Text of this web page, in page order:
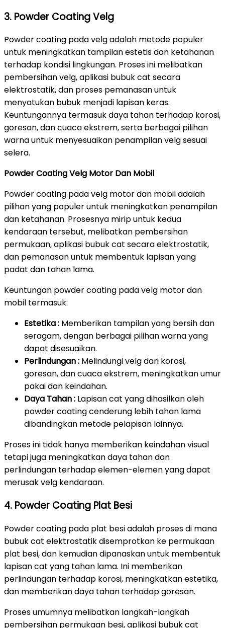
3. Powder Coating Velg
Powder coating pada velg adalah metode populer
untuk meningkatkan tampilan estetis dan ketahanan
terhadap kondisi lingkungan. Proses ini melibatkan
pembersihan velg, aplikasi bubuk cat secara
elektrostatik, dan proses pemanasan untuk
menyatukan bubuk menjadi lapisan keras.
Keuntungannya termasuk daya tahan terhadap korosi,
goresan, dan cuaca ekstrem, serta berbagai pilihan
warna untuk menyesuaikan penampilan velg sesuai
selera.
Powder Coating Velg Motor Dan Mobil
Powder coating pada velg motor dan mobil adalah
pilihan yang populer untuk meningkatkan penampilan
dan ketahanan. Prosesnya mirip untuk kedua
kendaraan tersebut, melibatkan pembersihan
permukaan, aplikasi bubuk cat secara elektrostatik,
dan pemanasan untuk membentuk lapisan yang
padat dan tahan lama.
Keuntungan powder coating pada velg motor dan
mobil termasuk:
Estetika : Memberikan tampilan yang bersih dan
seragam, dengan berbagai pilihan warna yang
dapat disesuaikan.
Perlindungan : Melindungi velg dari korosi,
goresan, dan cuaca ekstrem, meningkatkan umur
pakai dan keindahan.
Daya Tahan : Lapisan cat yang dihasilkan oleh
powder coating cenderung lebih tahan lama
dibandingkan metode pelapisan lainnya.
Proses ini tidak hanya memberikan keindahan visual
tetapi juga meningkatkan daya tahan dan
perlindungan terhadap elemen-elemen yang dapat
merusak velg kendaraan.
4. Powder Coating Plat Besi
Powder coating pada plat besi adalah proses di mana
bubuk cat elektrostatik disemprotkan ke permukaan
plat besi, dan kemudian dipanaskan untuk membentuk
lapisan cat yang tahan lama. Ini memberikan
perlindungan terhadap korosi, meningkatkan estetika,
dan memberikan daya tahan terhadap goresan.
Proses umumnya melibatkan langkah-langkah
pembersihan permukaan besi, aplikasi bubuk cat